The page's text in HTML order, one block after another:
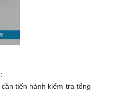
tiến hành kiểm tra tổng